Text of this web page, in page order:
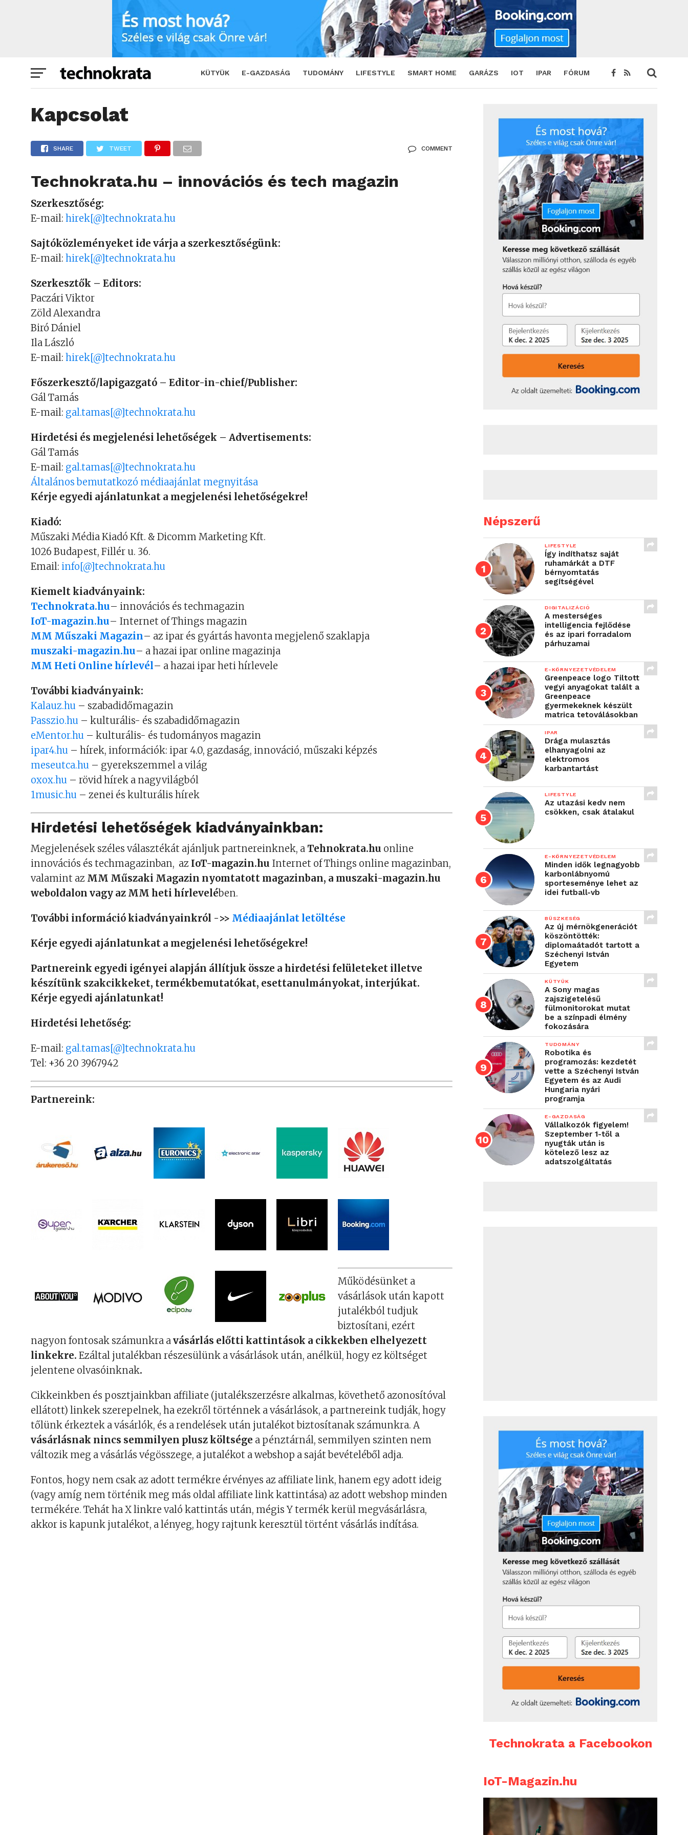
KÜTYÜK E-GAZDASÁG TUDOMÁNY LIFESTYLE SMART HOME GARÁZS IOT IPAR FÓRUM
Kapcsolat
SHARE TWEET COMMENT
Technokrata.hu – innovációs és tech magazin
Szerkesztőség:
E-mail: hirek[@]technokrata.hu
Sajtóközleményeket ide várja a szerkesztőségünk:
E-mail: hirek[@]technokrata.hu
Szerkesztők – Editors:
Paczári Viktor
Zöld Alexandra
Biró Dániel
Ila László
E-mail: hirek[@]technokrata.hu
Főszerkesztő/lapigazgató – Editor-in-chief/Publisher:
Gál Tamás
E-mail: gal.tamas[@]technokrata.hu
Hirdetési és megjelenési lehetőségek – Advertisements:
Gál Tamás
E-mail: gal.tamas[@]technokrata.hu
Általános bemutatkozó médiaajánlat megnyitása
Kérje egyedi ajánlatunkat a megjelenési lehetőségekre!
Kiadó:
Műszaki Média Kiadó Kft. & Dicomm Marketing Kft.
1026 Budapest, Fillér u. 36.
Email: info[@]technokrata.hu
Kiemelt kiadványaink:
Technokrata.hu– innovációs és techmagazin
IoT-magazin.hu– Internet of Things magazin
MM Műszaki Magazin– az ipar és gyártás havonta megjelenő szaklapja
muszaki-magazin.hu– a hazai ipar online magazinja
MM Heti Online hírlevél– a hazai ipar heti hírlevele
További kiadványaink:
Kalauz.hu – szabadidőmagazin
Passzio.hu – kulturális- és szabadidőmagazin
eMentor.hu – kulturális- és tudományos magazin
ipar4.hu – hírek, információk: ipar 4.0, gazdaság, innováció, műszaki képzés
meseutca.hu – gyerekszemmel a világ
oxox.hu – rövid hírek a nagyvilágból
1music.hu – zenei és kulturális hírek
Hirdetési lehetőségek kiadványainkban:
Megjelenések széles választékát ajánljuk partnereinknek, a Tehnokrata.hu online
innovációs és techmagazinban, az IoT-magazin.hu Internet of Things online magazinban,
valamint az MM Műszaki Magazin nyomtatott magazinban, a muszaki-magazin.hu
weboldalon vagy az MM heti hírlevelében.
További információ kiadványainkról ->> Médiaajánlat letöltése
Kérje egyedi ajánlatunkat a megjelenési lehetőségekre!
Partnereink egyedi igényei alapján állítjuk össze a hirdetési felületeket illetve
készítünk szakcikkeket, termékbemutatókat, esettanulmányokat, interjúkat.
Kérje egyedi ajánlatunkat!
Hirdetési lehetőség:
E-mail: gal.tamas[@]technokrata.hu
Tel: +36 20 3967942
Partnereink:
Működésünket a
vásárlások után kapott
jutalékból tudjuk
biztosítani, ezért
nagyon fontosak számunkra a vásárlás előtti kattintások a cikkekben elhelyezett
linkekre. Ezáltal jutalékban részesülünk a vásárlások után, anélkül, hogy ez költséget
jelentene olvasóinknak.
Cikkeinkben és posztjainkban affiliate (jutalékszerzésre alkalmas, követhető azonosítóval
ellátott) linkek szerepelnek, ha ezekről történnek a vásárlások, a partnereink tudják, hogy
tőlünk érkeztek a vásárlók, és a rendelések után jutalékot biztosítanak számunkra. A
vásárlásnak nincs semmilyen plusz költsége a pénztárnál, semmilyen szinten nem
változik meg a vásárlás végösszege, a jutalékot a webshop a saját bevételéből adja.
Fontos, hogy nem csak az adott termékre érvényes az affiliate link, hanem egy adott ideig
(vagy amíg nem történik meg más oldal affiliate link kattintása) az adott webshop minden
termékére. Tehát ha X linkre való kattintás után, mégis Y termék kerül megvásárlásra,
akkor is kapunk jutalékot, a lényeg, hogy rajtunk keresztül történt vásárlás indítása.
Népszerű
LIFESTYLE
Így indíthatsz saját
ruhamárkát a DTF
bérnyomtatás
segítségével
DIGITALIZÁCIÓ
A mesterséges
intelligencia fejlődése
és az ipari forradalom
párhuzamai
E-KÖRNYEZETVÉDELEM
Greenpeace logo Tiltott
vegyi anyagokat talált a
Greenpeace
gyermekeknek készült
matrica tetoválásokban
IPAR
Drága mulasztás
elhanyagolni az
elektromos
karbantartást
LIFESTYLE
Az utazási kedv nem
csökken, csak átalakul
E-KÖRNYEZETVÉDELEM
Minden idők legnagyobb
karbonlábnyomú
sporteseménye lehet az
idei futball-vb
BÜSZKESÉG
Az új mérnökgenerációt
köszöntötték:
diplomaátadót tartott a
Széchenyi István
Egyetem
KÜTYÜK
A Sony magas
zajszigetelésű
fülmonitorokat mutat
be a színpadi élmény
fokozására
TUDOMÁNY
Robotika és
programozás: kezdetét
vette a Széchenyi István
Egyetem és az Audi
Hungaria nyári
programja
E-GAZDASÁG
Vállalkozók figyelem!
Szeptember 1-től a
nyugták után is
kötelező lesz az
adatszolgáltatás
Technokrata a Facebookon
IoT-Magazin.hu